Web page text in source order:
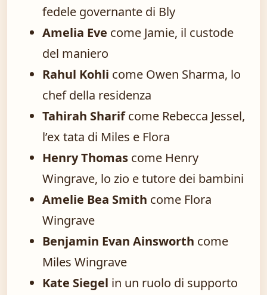
fedele governante di Bly
Amelia Eve come Jamie, il custode
del maniero
Rahul Kohli come Owen Sharma, lo
chef della residenza
Tahirah Sharifcome Rebecca Jessel,
l’ex tata di Miles e Flora
Henry Thomas come Henry
Wingrave, lo zio e tutore dei bambini
Amelie Bea Smith come Flora
Wingrave
Benjamin Evan Ainsworth come
Miles Wingrave
Kate Siegel in un ruolo di supporto